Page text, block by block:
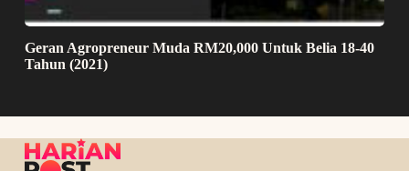
Geran Agropreneur Muda RM20,000 Untuk Belia 18-40
Tahun (2021)